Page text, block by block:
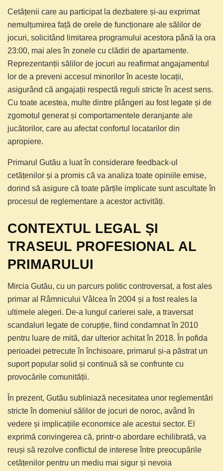
Cetățenii care au participat la dezbatere și-au exprimat
nemulțumirea față de orele de funcționare ale sălilor de
jocuri, solicitând limitarea programului acestora până la ora
23:00, mai ales în zonele cu clădiri de apartamente.
Reprezentanții sălilor de jocuri au reafirmat angajamentul
lor de a preveni accesul minorilor în aceste locații,
asigurând că angajații respectă reguli stricte în acest sens.
Cu toate acestea, multe dintre plângeri au fost legate și de
zgomotul generat și comportamentele deranjante ale
jucătorilor, care au afectat confortul locatarilor din
apropiere.
Primarul Gutău a luat în considerare feedback-ul
cetățenilor și a promis că va analiza toate opiniile emise,
dorind să asigure că toate părțile implicate sunt ascultate în
procesul de reglementare a acestor activități.
CONTEXTUL LEGAL ȘI
TRASEUL PROFESIONAL AL
PRIMARULUI
Mircia Gutău, cu un parcurs politic controversat, a fost ales
primar al Râmnicului Vâlcea în 2004 și a fost reales la
ultimele alegeri. De-a lungul carierei sale, a traversat
scandaluri legate de corupție, fiind condamnat în 2010
pentru luare de mită, dar ulterior achitat în 2018. În pofida
perioadei petrecute în închisoare, primarul și-a păstrat un
suport popular solid și continuă să se confrunte cu
provocările comunității.
În prezent, Gutău subliniază necesitatea unor reglementări
stricte în domeniul sălilor de jocuri de noroc, având în
vedere și implicațiile economice ale acestui sector. El
exprimă convingerea că, printr-o abordare echilibrată, va
reuși să rezolve conflictul de interese între preocupările
cetățenilor pentru un mediu mai sigur și nevoia